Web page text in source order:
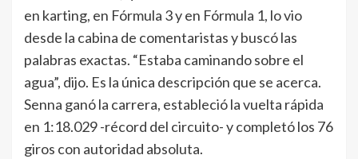
en karting, en Fórmula 3 y en Fórmula 1, lo vio
desde la cabina de comentaristas y buscó las
palabras exactas. “Estaba caminando sobre el
agua”, dijo. Es la única descripción que se acerca.
Senna ganó la carrera, estableció la vuelta rápida
en 1:18.029 -récord del circuito- y completó los 76
giros con autoridad absoluta.